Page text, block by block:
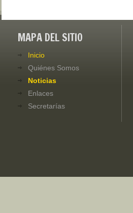
MAPA DEL SITIO
Inicio
Quiénes Somos
Noticias
Enlaces
Secretarías